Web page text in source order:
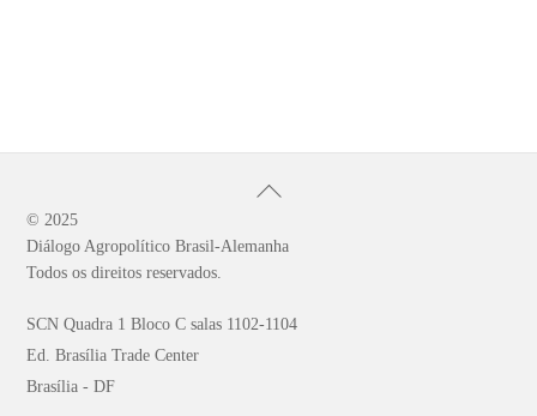
Back
Top
© 2025
Diálogo Agropolítico Brasil-Alemanha
Todos os direitos reservados.
SCN Quadra 1 Bloco C salas 1102-1104
Ed. Brasília Trade Center
Brasília - DF